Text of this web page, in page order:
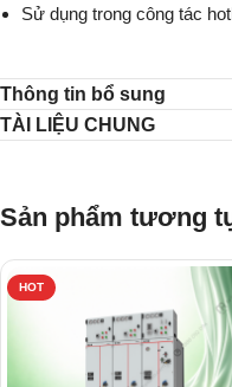
Sử dụng trong công tác
Thông tin bổ sung
TÀI LIỆU CHUNG
Sản phẩm tương
HOT